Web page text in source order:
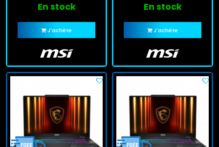
En stock
J'achète
En stock
J'achète